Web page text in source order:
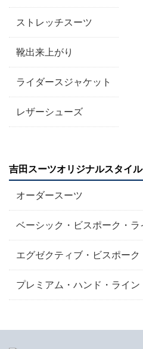
ストレッチスーツ
靴出来上がり
ライダースジャケット
レザーシューズ
吉田スーツオリジナルスタイル
オーダースーツ
ベーシック・ビスポーク・ラ
エグゼクティブ・ビスポーク
プレミアム・ハンド・ライン